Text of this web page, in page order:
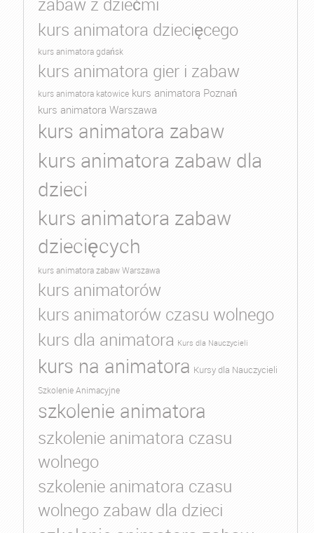
kurs animatora dziecięcego
kurs animatora gdańsk
kurs animatora gier i zabaw
kurs animatora katowice kurs animatora Poznań
kurs animatora Warszawa
kurs animatora zabaw
kurs animatora zabaw dla
dzieci
kurs animatora zabaw
dziecięcych
kurs animatora zabaw Warszawa
kurs animatorów
kurs animatorów czasu wolnego
kurs dla animatora Kurs dla Nauczycieli
kurs na animatora Kursy dla Nauczycieli
Szkolenie Animacyjne
szkolenie animatora
szkolenie animatora czasu
wolnego
szkolenie animatora czasu
wolnego zabaw dla dzieci